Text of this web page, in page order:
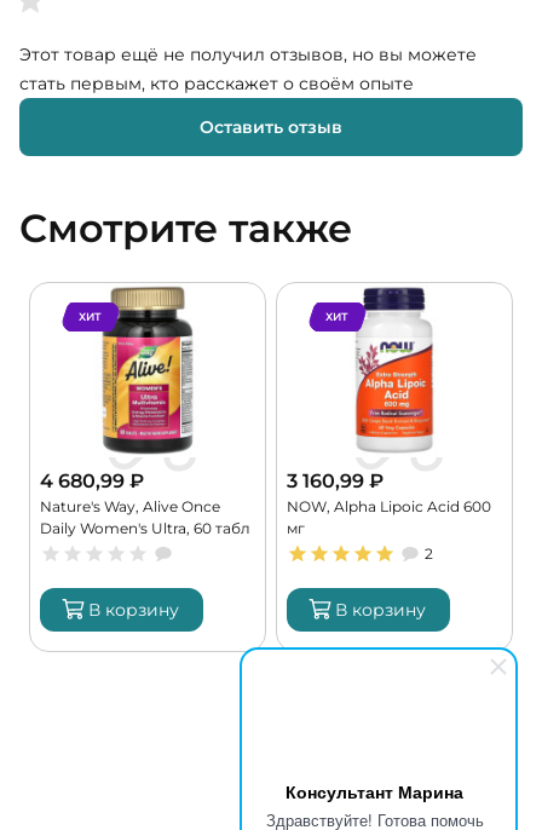
Консультант Марина
Здравствуйте! Готова помочь
Этот товар ещё не получил отзывов, но вы можете
стать первым, кто расскажет о своём опыте
Оставить отзыв
Смотрите также
ХИТ
4 680,99 ₽
Nature's Way, Alive Once
Daily Women's Ultra, 60 табл
(60 порций)
В корзину
ХИТ
3 160,99 ₽
NOW, Alpha Lipoic Acid 600
мг
2
В корзину